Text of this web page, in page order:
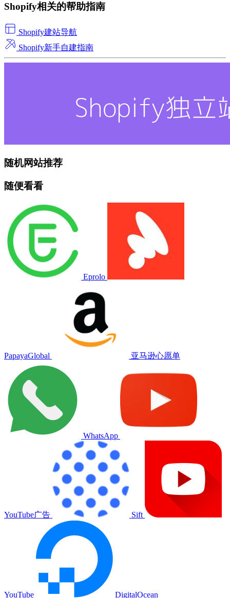
Shopify相关的帮助指南
Shopify建站导航
Shopify新手自建指南
随机网站推荐
随便看看
Eprolo
PapayaGlobal 亚马逊心愿单
WhatsApp
YouTube广告 Sift
YouTube DigitalOcean